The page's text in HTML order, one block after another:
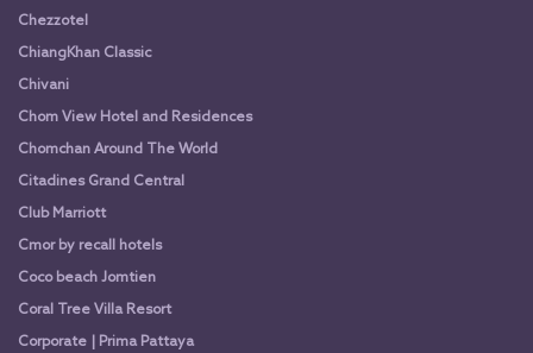
Chezzotel
ChiangKhan Classic
Chivani
Chom View Hotel and Residences
Chomchan Around The World
Citadines Grand Central
Club Marriott
Cmor by recall hotels
Coco beach Jomtien
Coral Tree Villa Resort
Corporate | Prima Pattaya